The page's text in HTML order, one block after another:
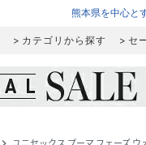
熊本県を中心と
カテゴリから探す セ